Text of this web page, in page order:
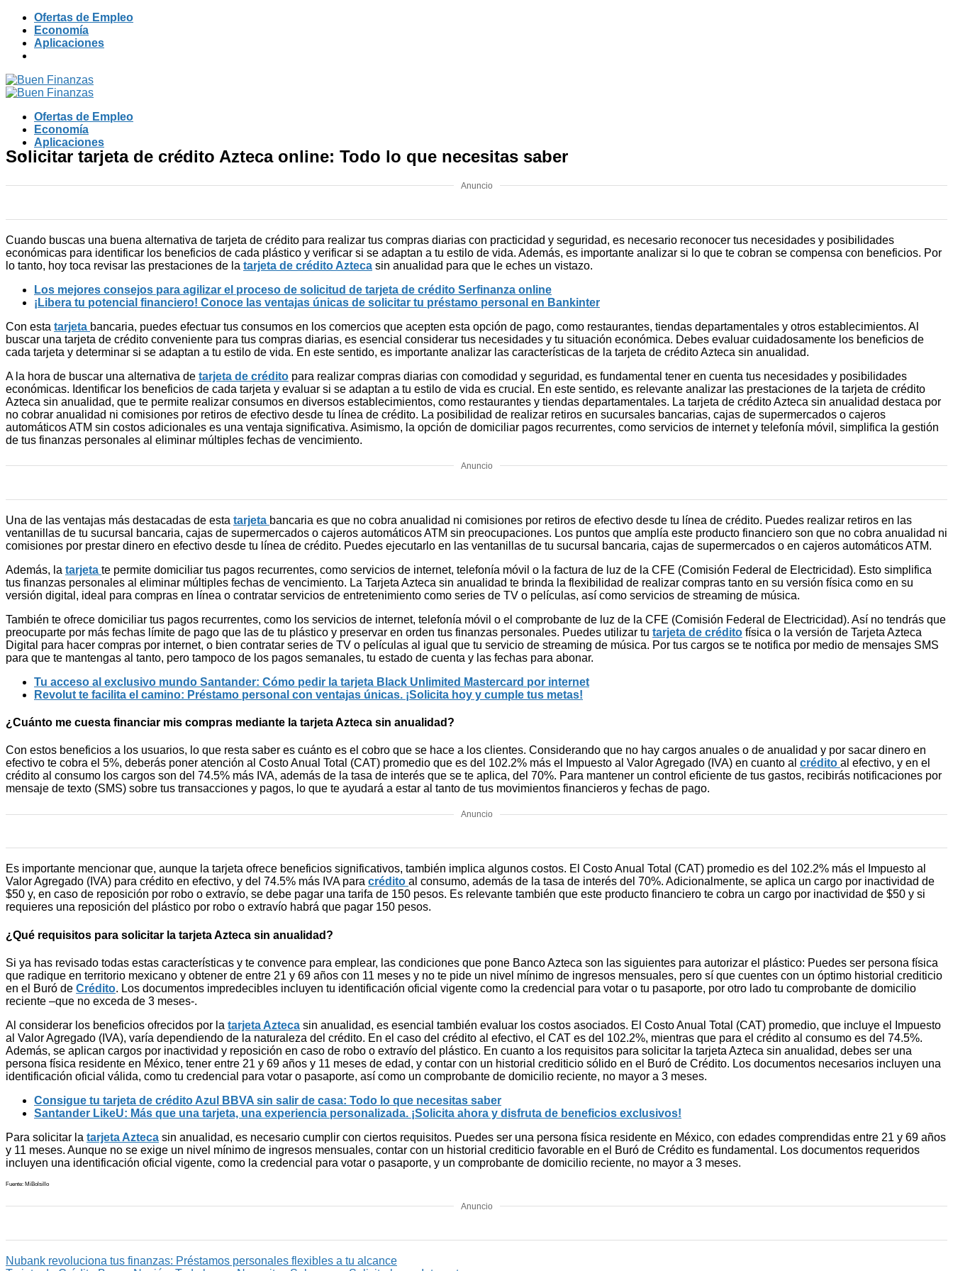
Skip
content
Ofertas de Empleo
Economía
Aplicaciones
Ofertas de Empleo
Economía
Aplicaciones
Solicitar tarjeta de crédito Azteca online: Todo lo que necesitas saber
Anuncio
Cuando buscas una buena alternativa de tarjeta de crédito para realizar tus compras diarias con practicidad y seguridad, es necesario reconocer tus necesidades y posibilidades
económicas para identificar los beneficios de cada plástico y verificar si se adaptan a tu estilo de vida. Además, es importante analizar si lo que te cobran se compensa con beneficios. Por
lo tanto, hoy toca revisar las prestaciones de la tarjeta de crédito Azteca sin anualidad para que le eches un vistazo.
Los mejores consejos para agilizar el proceso de solicitud de tarjeta de crédito Serfinanza online
¡Libera tu potencial financiero! Conoce las ventajas únicas de solicitar tu préstamo personal en Bankinter
Con esta tarjeta bancaria, puedes efectuar tus consumos en los comercios que acepten esta opción de pago, como restaurantes, tiendas departamentales y otros establecimientos. Al
buscar una tarjeta de crédito conveniente para tus compras diarias, es esencial considerar tus necesidades y tu situación económica. Debes evaluar cuidadosamente los beneficios de
cada tarjeta y determinar si se adaptan a tu estilo de vida. En este sentido, es importante analizar las características de la tarjeta de crédito Azteca sin anualidad.
A la hora de buscar una alternativa de tarjeta de crédito para realizar compras diarias con comodidad y seguridad, es fundamental tener en cuenta tus necesidades y posibilidades
económicas. Identificar los beneficios de cada tarjeta y evaluar si se adaptan a tu estilo de vida es crucial. En este sentido, es relevante analizar las prestaciones de la tarjeta de crédito
Azteca sin anualidad, que te permite realizar consumos en diversos establecimientos, como restaurantes y tiendas departamentales. La tarjeta de crédito Azteca sin anualidad destaca por
no cobrar anualidad ni comisiones por retiros de efectivo desde tu línea de crédito. La posibilidad de realizar retiros en sucursales bancarias, cajas de supermercados o cajeros
automáticos ATM sin costos adicionales es una ventaja significativa. Asimismo, la opción de domiciliar pagos recurrentes, como servicios de internet y telefonía móvil, simplifica la gestión
de tus finanzas personales al eliminar múltiples fechas de vencimiento.
Anuncio
Una de las ventajas más destacadas de esta tarjeta bancaria es que no cobra anualidad ni comisiones por retiros de efectivo desde tu línea de crédito. Puedes realizar retiros en las
ventanillas de tu sucursal bancaria, cajas de supermercados o cajeros automáticos ATM sin preocupaciones. Los puntos que amplía este producto financiero son que no cobra anualidad ni
comisiones por prestar dinero en efectivo desde tu línea de crédito. Puedes ejecutarlo en las ventanillas de tu sucursal bancaria, cajas de supermercados o en cajeros automáticos ATM.
Además, la tarjeta te permite domiciliar tus pagos recurrentes, como servicios de internet, telefonía móvil o la factura de luz de la CFE (Comisión Federal de Electricidad). Esto simplifica
tus finanzas personales al eliminar múltiples fechas de vencimiento. La Tarjeta Azteca sin anualidad te brinda la flexibilidad de realizar compras tanto en su versión física como en su
versión digital, ideal para compras en línea o contratar servicios de entretenimiento como series de TV o películas, así como servicios de streaming de música.
También te ofrece domiciliar tus pagos recurrentes, como los servicios de internet, telefonía móvil o el comprobante de luz de la CFE (Comisión Federal de Electricidad). Así no tendrás que
preocuparte por más fechas límite de pago que las de tu plástico y preservar en orden tus finanzas personales. Puedes utilizar tu tarjeta de crédito física o la versión de Tarjeta Azteca
Digital para hacer compras por internet, o bien contratar series de TV o películas al igual que tu servicio de streaming de música. Por tus cargos se te notifica por medio de mensajes SMS
para que te mantengas al tanto, pero tampoco de los pagos semanales, tu estado de cuenta y las fechas para abonar.
Tu acceso al exclusivo mundo Santander: Cómo pedir la tarjeta Black Unlimited Mastercard por internet
Revolut te facilita el camino: Préstamo personal con ventajas únicas. ¡Solicita hoy y cumple tus metas!
¿Cuánto me cuesta financiar mis compras mediante la tarjeta Azteca sin anualidad?
Con estos beneficios a los usuarios, lo que resta saber es cuánto es el cobro que se hace a los clientes. Considerando que no hay cargos anuales o de anualidad y por sacar dinero en
efectivo te cobra el 5%, deberás poner atención al Costo Anual Total (CAT) promedio que es del 102.2% más el Impuesto al Valor Agregado (IVA) en cuanto al crédito al efectivo, y en el
crédito al consumo los cargos son del 74.5% más IVA, además de la tasa de interés que se te aplica, del 70%. Para mantener un control eficiente de tus gastos, recibirás notificaciones por
mensaje de texto (SMS) sobre tus transacciones y pagos, lo que te ayudará a estar al tanto de tus movimientos financieros y fechas de pago.
Anuncio
Es importante mencionar que, aunque la tarjeta ofrece beneficios significativos, también implica algunos costos. El Costo Anual Total (CAT) promedio es del 102.2% más el Impuesto al
Valor Agregado (IVA) para crédito en efectivo, y del 74.5% más IVA para crédito al consumo, además de la tasa de interés del 70%. Adicionalmente, se aplica un cargo por inactividad de
$50 y, en caso de reposición por robo o extravío, se debe pagar una tarifa de 150 pesos. Es relevante también que este producto financiero te cobra un cargo por inactividad de $50 y si
requieres una reposición del plástico por robo o extravío habrá que pagar 150 pesos.
¿Qué requisitos para solicitar la tarjeta Azteca sin anualidad?
Si ya has revisado todas estas características y te convence para emplear, las condiciones que pone Banco Azteca son las siguientes para autorizar el plástico: Puedes ser persona física
que radique en territorio mexicano y obtener de entre 21 y 69 años con 11 meses y no te pide un nivel mínimo de ingresos mensuales, pero sí que cuentes con un óptimo historial crediticio
en el Buró de Crédito. Los documentos impredecibles incluyen tu identificación oficial vigente como la credencial para votar o tu pasaporte, por otro lado tu comprobante de domicilio
reciente –que no exceda de 3 meses-.
Al considerar los beneficios ofrecidos por la tarjeta Azteca sin anualidad, es esencial también evaluar los costos asociados. El Costo Anual Total (CAT) promedio, que incluye el Impuesto
al Valor Agregado (IVA), varía dependiendo de la naturaleza del crédito. En el caso del crédito al efectivo, el CAT es del 102.2%, mientras que para el crédito al consumo es del 74.5%.
Además, se aplican cargos por inactividad y reposición en caso de robo o extravío del plástico. En cuanto a los requisitos para solicitar la tarjeta Azteca sin anualidad, debes ser una
persona física residente en México, tener entre 21 y 69 años y 11 meses de edad, y contar con un historial crediticio sólido en el Buró de Crédito. Los documentos necesarios incluyen una
identificación oficial válida, como tu credencial para votar o pasaporte, así como un comprobante de domicilio reciente, no mayor a 3 meses.
Consigue tu tarjeta de crédito Azul BBVA sin salir de casa: Todo lo que necesitas saber
Santander LikeU: Más que una tarjeta, una experiencia personalizada. ¡Solicita ahora y disfruta de beneficios exclusivos!
Para solicitar la tarjeta Azteca sin anualidad, es necesario cumplir con ciertos requisitos. Puedes ser una persona física residente en México, con edades comprendidas entre 21 y 69 años
y 11 meses. Aunque no se exige un nivel mínimo de ingresos mensuales, contar con un historial crediticio favorable en el Buró de Crédito es fundamental. Los documentos requeridos
incluyen una identificación oficial vigente, como la credencial para votar o pasaporte, y un comprobante de domicilio reciente, no mayor a 3 meses.
Fuente: MiBolsillo
Anuncio
Nubank revoluciona tus finanzas: Préstamos personales flexibles a tu alcance